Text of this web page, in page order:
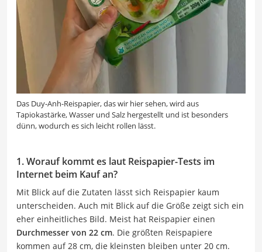
Das Duy-Anh-Reispapier, das wir hier sehen, wird aus
Tapiokastärke, Wasser und Salz hergestellt und ist besonders
dünn, wodurch es sich leicht rollen lässt.
1. Worauf kommt es laut Reispapier-Tests im
Internet beim Kauf an?
Mit Blick auf die Zutaten lässt sich Reispapier kaum
unterscheiden. Auch mit Blick auf die Größe zeigt sich ein
eher einheitliches Bild. Meist hat Reispapier einen
Durchmesser von 22 cm. Die größten Reispapiere
kommen auf 28 cm, die kleinsten bleiben unter 20 cm.